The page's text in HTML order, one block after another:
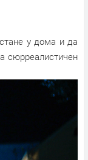
у дома и да
сюрреалистичен